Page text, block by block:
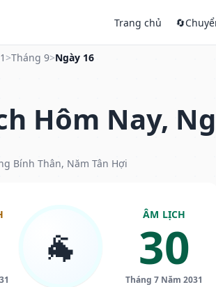
Trang chủ 🔄
>Tháng 9>Ngày 16
Hôm Nay,
Bính Thân, Năm Tân Hợi
🐐
ÂM LỊCH
30
Tháng 7 Năm 2031